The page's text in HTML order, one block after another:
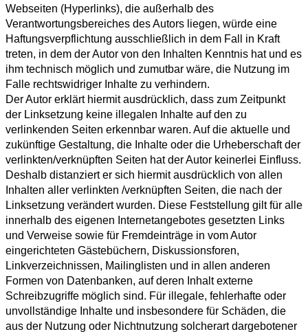
Webseiten (Hyperlinks), die außerhalb des
Verantwortungsbereiches des Autors liegen, würde eine
Haftungsverpflichtung ausschließlich in dem Fall in Kraft
treten, in dem der Autor von den Inhalten Kenntnis hat und es
ihm technisch möglich und zumutbar wäre, die Nutzung im
Falle rechtswidriger Inhalte zu verhindern.
Der Autor erklärt hiermit ausdrücklich, dass zum Zeitpunkt
der Linksetzung keine illegalen Inhalte auf den zu
verlinkenden Seiten erkennbar waren. Auf die aktuelle und
zukünftige Gestaltung, die Inhalte oder die Urheberschaft der
verlinkten/verknüpften Seiten hat der Autor keinerlei Einfluss.
Deshalb distanziert er sich hiermit ausdrücklich von allen
Inhalten aller verlinkten /verknüpften Seiten, die nach der
Linksetzung verändert wurden. Diese Feststellung gilt für alle
innerhalb des eigenen Internetangebotes gesetzten Links
und Verweise sowie für Fremdeinträge in vom Autor
eingerichteten Gästebüchern, Diskussionsforen,
Linkverzeichnissen, Mailinglisten und in allen anderen
Formen von Datenbanken, auf deren Inhalt externe
Schreibzugriffe möglich sind. Für illegale, fehlerhafte oder
unvollständige Inhalte und insbesondere für Schäden, die
aus der Nutzung oder Nichtnutzung solcherart dargebotener